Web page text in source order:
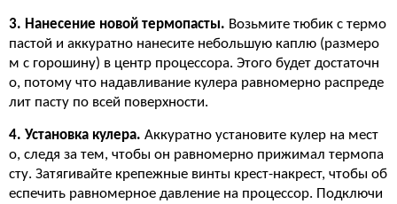
3. Нанесение новой термопасты. Возьмите тюбик с термо
пастой и аккуратно нанесите небольшую каплю (размеро
м с горошину) в центр процессора. Этого будет достаточн
о, потому что надавливание кулера равномерно распреде
лит пасту по всей поверхности.
4. Установка кулера. Аккуратно установите кулер на мест
о, следя за тем, чтобы он равномерно прижимал термопа
сту. Затягивайте крепежные винты крест-накрест, чтобы об
еспечить равномерное давление на процессор. Подключи